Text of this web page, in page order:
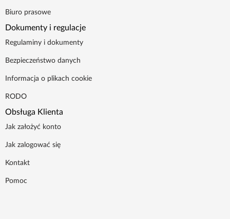
Biuro prasowe
Dokumenty i regulacje
Regulaminy i dokumenty
Bezpieczeństwo danych
Informacja o plikach cookie
RODO
Obsługa Klienta
Jak założyć konto
Jak zalogować się
Kontakt
Pomoc